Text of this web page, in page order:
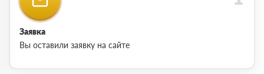
Заявка
Вы оставили заявку на сайте